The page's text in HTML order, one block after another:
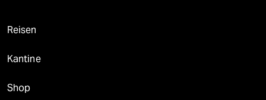
Reisen
Kantine
Shop